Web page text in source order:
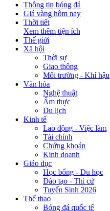
Thông tin bóng đá
Giá vàng hôm nay
Thời tiết
Xem thêm tiện ích
Thế giới
Xã hội
Thời sự
Giao thông
Môi trường - Khí hậu
Văn hóa
Nghệ thuật
Ẩm thực
Du lịch
Kinh tế
Lao động - Việc làm
Tài chính
Chứng khoán
Kinh doanh
Giáo dục
Học bổng - Du học
Đào tạo - Thi cử
Tuyển Sinh 2026
Thể thao
Bóng đá quốc tế